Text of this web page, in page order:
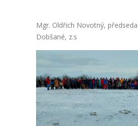
Mgr. Oldřich Novotný,
Dobšané, z.s